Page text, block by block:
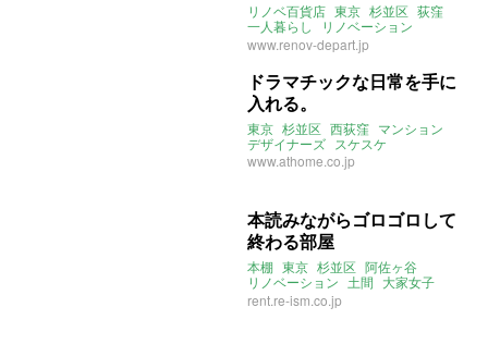
リノベ百貨店 東京 杉並区 荻窪
一人暮らし
リノベーション
タイル
www.renov-depart.jp
ドラマチックな日常を手に
入れる。
東京 杉並区 西荻窪 マンション
デザイナーズ スケスケ
リノベーション 無垢フローリング
www.athome.co.jp
本読みながらゴロゴロして
終わる部屋
本棚 東京 杉並区 阿佐ヶ谷
リノベーション 土間 大家女子
REISM
2021年2月のおすすめ
rent.re-ism.co.jp